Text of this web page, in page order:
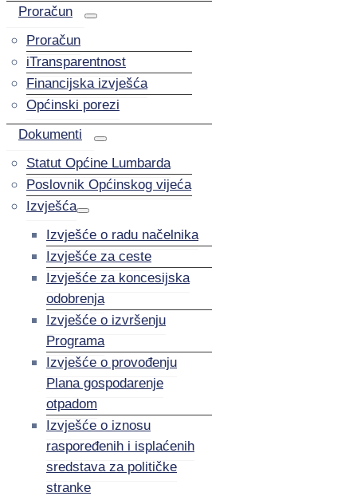
Proračun
Proračun
iTransparentnost
Financijska izvješća
Općinski porezi
Dokumenti
Statut Općine Lumbarda
Poslovnik Općinskog vijeća
Izvješća
Izvješće o radu načelnika
Izvješće za ceste
Izvješće za koncesijska
odobrenja
Izvješće o izvršenju
Programa
Izvješće o provođenju
Plana gospodarenje
otpadom
Izvješće o iznosu
raspoređenih i isplaćenih
sredstava za političke
stranke